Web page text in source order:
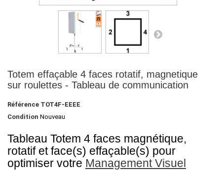
Totem effaçable 4 faces rotatif, magnetique
sur roulettes - Tableau de communication
Référence TOT4F-EEEE
Condition Nouveau
Tableau Totem 4 faces magnétique,
rotatif et face(s) effaçable(s) pour
optimiser votre Management Visuel